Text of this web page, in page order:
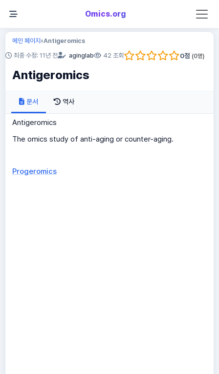
Omics.org
메인 페이지»Antigeromics
최종 수정: 11년 전 aginglab 42 조회 0점 (0명)
Antigeromics
문서 역사
Antigeromics
The omics study of anti-aging or counter-aging.
Progeromics